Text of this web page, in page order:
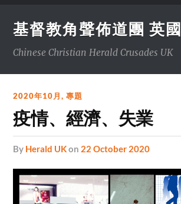
基督教角聲佈道團 英
Chinese Christian Herald Crusades UK
2020年10月,專題
疫情、經濟、失業
by Herald UKon 22 October 2020